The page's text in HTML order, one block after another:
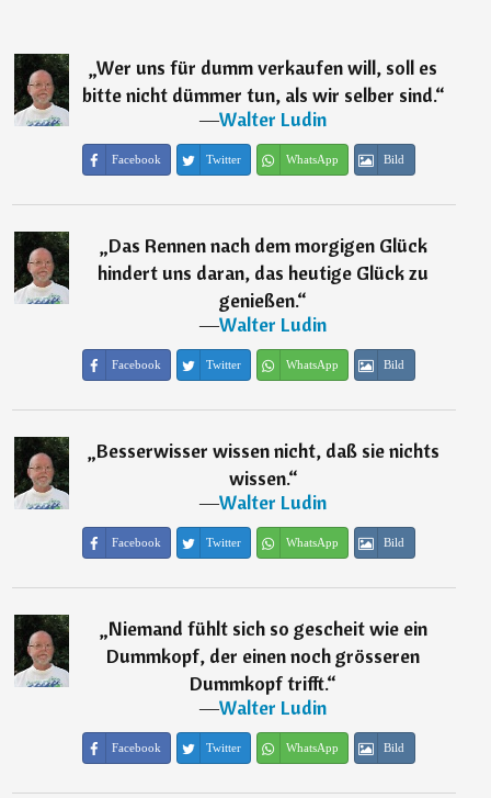
„Wer uns für dumm verkaufen will, soll es
bitte nicht dümmer tun, als wir selber sind.“
―Walter Ludin
Facebook Twitter WhatsApp Bild
„Das Rennen nach dem morgigen Glück
hindert uns daran, das heutige Glück zu
genießen.“
―Walter Ludin
Facebook Twitter WhatsApp Bild
„Besserwisser wissen nicht, daß sie nichts
wissen.“
―Walter Ludin
Facebook Twitter WhatsApp Bild
„Niemand fühlt sich so gescheit wie ein
Dummkopf, der einen noch grösseren
Dummkopf trifft.“
―Walter Ludin
Facebook Twitter WhatsApp Bild